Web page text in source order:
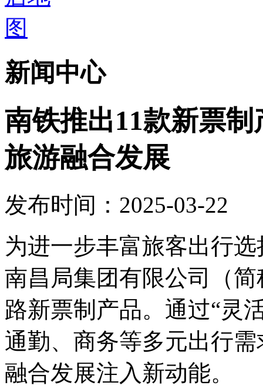
新闻中心
南铁推出11款新票
旅游融合发展
发布时间：2025-03-22
为进一步丰富旅客出行
南昌局集团有限公司（
路新票制产品。通过“灵
通勤、商务等多元出行
融合发展注入新动能。